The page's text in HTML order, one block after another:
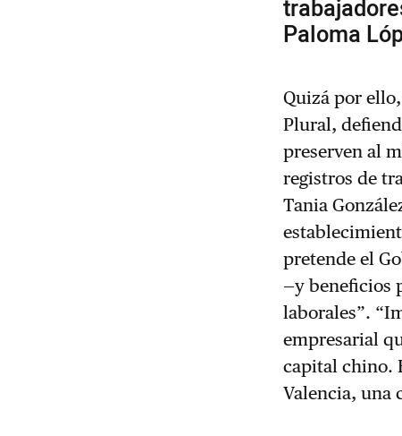
Paloma
Quizá por
Plural,
preserven al
registros de
Tania
pretende el
—y beneficios
laborales”.
empresarial
capital chino.
Valencia, una